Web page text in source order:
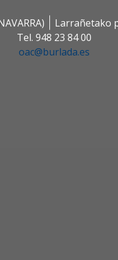
Larrañetako
Tel. 948 23 84 00
oac@burlada.es